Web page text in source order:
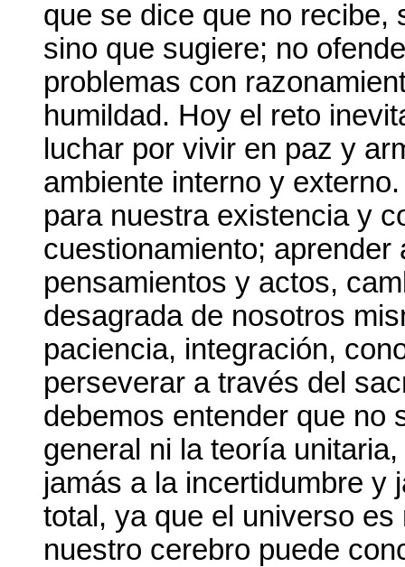
que se dice que no recibe,
sino que sugiere; no
problemas con
humildad. Hoy el reto
luchar por vivir en paz y
ambiente interno y
para nuestra existencia y
cuestionamiento;
pensamientos y actos,
desagrada de nosotros
paciencia, integración,
perseverar a través del
debemos entender que no
general ni la teoría
jamás a la incertidumbre y
total, ya que el universo
nuestro cerebro puede